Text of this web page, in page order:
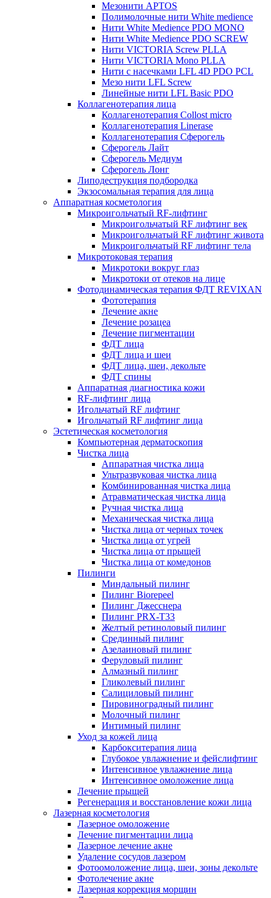
Мезонити APTOS
Полимолочные нити White medience
Нити White Medience PDO MONO
Нити White Medience PDO SCREW
Нити VICTORIA Screw PLLA
Нити VICTORIA Mono PLLA
Нити с насечками LFL 4D PDO PCL
Мезо нити LFL Screw
Линейные нити LFL Basic PDO
Коллагенотерапия лица
Коллагенотерапия Collost micro
Коллагенотерапия Linerase
Коллагенотерапия Сферогель
Сферогель Лайт
Сферогель Медиум
Сферогель Лонг
Липодеструкция подбородка
Экзосомальная терапия для лица
Аппаратная косметология
Микроигольчатый RF-лифтинг
Микроигольчатый RF лифтинг век
Микроигольчатый RF лифтинг живота
Микроигольчатый RF лифтинг тела
Микротоковая терапия
Микротоки вокруг глаз
Микротоки от отеков на лице
Фотодинамическая терапия ФДТ REVIXAN
Фототерапия
Лечение акне
Лечение розацеа
Лечение пигментации
ФДТ лица
ФДТ лица и шеи
ФДТ лица, шеи, декольте
ФДТ спины
Аппаратная диагностика кожи
RF-лифтинг лица
Игольчатый RF лифтинг
Игольчатый RF лифтинг лица
Эстетическая косметология
Компьютерная дерматоскопия
Чистка лица
Аппаратная чистка лица
Ультразвуковая чистка лица
Комбинированная чистка лица
Атравматическая чистка лица
Ручная чистка лица
Механическая чистка лица
Чистка лица от черных точек
Чистка лица от угрей
Чистка лица от прыщей
Чистка лица от комедонов
Пилинги
Миндальный пилинг
Пилинг Biorepeel
Пилинг Джесснера
Пилинг PRX-T33
Желтый ретиноловый пилинг
Срединный пилинг
Азелаиновый пилинг
Феруловый пилинг
Алмазный пилинг
Гликолевый пилинг
Салициловый пилинг
Пировиноградный пилинг
Молочный пилинг
Интимный пилинг
Уход за кожей лица
Карбокситерапия лица
Глубокое увлажнение и фейслифтинг
Интенсивное увлажнение лица
Интенсивное омоложение лица
Лечение прыщей
Регенерация и восстановление кожи лица
Лазерная косметология
Лазерное омоложение
Лечение пигментации лица
Лазерное лечение акне
Удаление сосудов лазером
Фотоомоложение лица, шеи, зоны декольте
Фотолечение акне
Лазерная коррекция морщин